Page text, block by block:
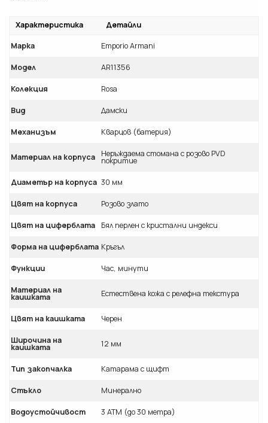
Характеристика Детайли
Марка Emporio Armani
Модел AR11356
Колекция Rosa
Вид Дамски
Механизъм Кварцов (батерия)
Материал на корпуса Неръждаема стомана с розово PVD
покритие
Диаметър на корпуса 30 мм
Цвят на корпуса Розово злато
Цвят на циферблата Бял перлен с кристални индекси
Форма на циферблата Кръгъл
Функции Час, минути
Материал на
каишката Естествена кожа с релефна текстура
Цвят на каишката Черен
Широчина на
каишката 12 мм
Тип закопчалка Катарама с щифт
Стъкло Минерално
Водоустойчивост 3 ATM (до 30 метра)